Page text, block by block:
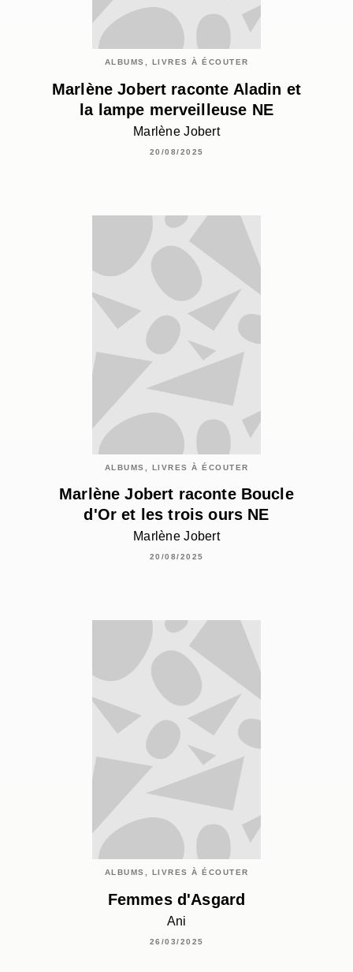
ALBUMS, LIVRES À ÉCOUTER
Marlène Jobert raconte Aladin et
la lampe merveilleuse NE
Marlène Jobert
20/08/2025
ALBUMS, LIVRES À ÉCOUTER
Marlène Jobert raconte Boucle
d'Or et les trois ours NE
Marlène Jobert
20/08/2025
ALBUMS, LIVRES À ÉCOUTER
Femmes d'Asgard
Ani
26/03/2025